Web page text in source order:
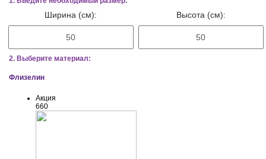
Ширина (см): Высота (см):
2. Выберите материал:
Флизелин
Акция
660